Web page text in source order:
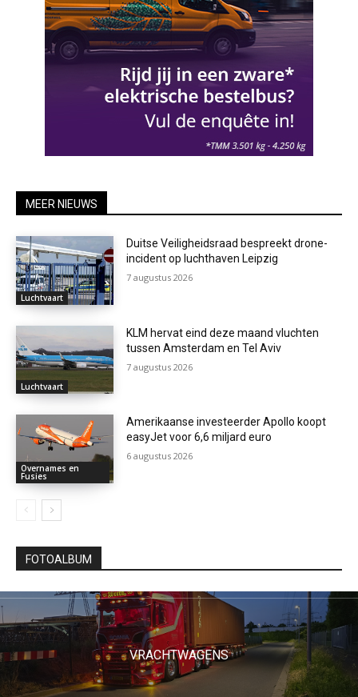
MEER NIEUWS
Luchtvaart
Duitse Veiligheidsraad bespreekt drone-
incident op luchthaven Leipzig
7 augustus 2026
Luchtvaart
KLM hervat eind deze maand vluchten
tussen Amsterdam en Tel Aviv
7 augustus 2026
Overnames en
Fusies
Amerikaanse investeerder Apollo koopt
easyJet voor 6,6 miljard euro
6 augustus 2026
FOTOALBUM
VRACHTWAGENS